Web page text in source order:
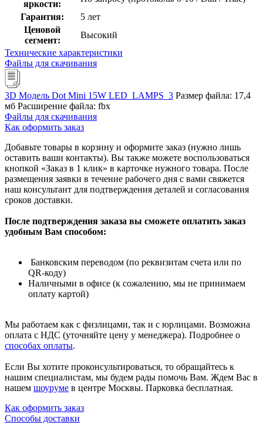
яркости:
Гарантия:
5 лет
Ценовой
сегмент:
Высокий
Технические характеристики
Файлы для скачивания
3D Модель Dot Mini 15W LED_LAMPS_3 Размер файла: 17,4
мб Расширение файла: fbx
Файлы для скачивания
Как оформить заказ
Добавьте товары в корзину и оформите заказ (нужно лишь
оставить ваши контакты). Вы также можете воспользоваться
кнопкой «Заказ в 1 клик» в карточке нужного товара. После
размещения заявки в течение рабочего дня с вами свяжется
наш консультант для подтверждения деталей и согласования
сроков доставки.
После подтверждения заказа вы сможете оплатить заказ
удобным Вам способом:
Банковским переводом (по реквизитам счета или по
QR-коду)
Наличными в офисе (к сожалению, мы не принимаем
оплату картой)
Мы работаем как с физлицами, так и с юрлицами. Возможна
оплата с НДС (уточняйте цену у менеджера). Подробнее о
способах оплаты.
Если Вы хотите проконсультироваться, то обращайтесь к
нашим специалистам, мы будем рады помочь Вам. Ждем Вас в
нашем шоуруме в центре Москвы. Парковка бесплатная.
Как оформить заказ
Способы доставки